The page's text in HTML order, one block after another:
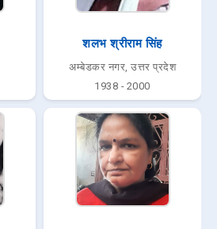
शलभ श्रीराम सिंह
अम्बेडकर नगर, उत्तर प्रदेश
1938 - 2000